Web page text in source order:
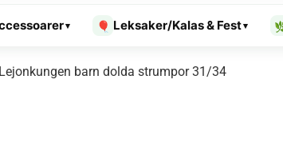
▾ 🎈 Leksaker/Kalas & Fest▾
barn dolda strumpor 31/34